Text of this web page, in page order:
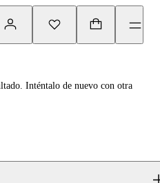
Inténtalo de nuevo con otra